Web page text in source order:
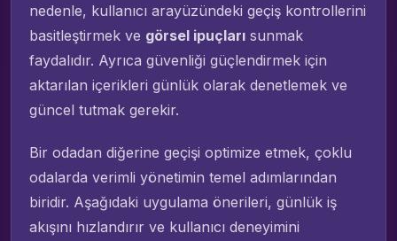
nedenle, kullanıcı arayüzündeki geçiş kontrollerini
basitleştirmek ve görsel ipuçları sunmak
faydalıdır. Ayrıca güvenliği güçlendirmek için
aktarılan içerikleri günlük olarak denetlemek ve
güncel tutmak gerekir.
Bir odadan diğerine geçişi optimize etmek, çoklu
odalarda verimli yönetimin temel adımlarından
biridir. Aşağıdaki uygulama önerileri, günlük iş
akışını hızlandırır ve kullanıcı deneyimini